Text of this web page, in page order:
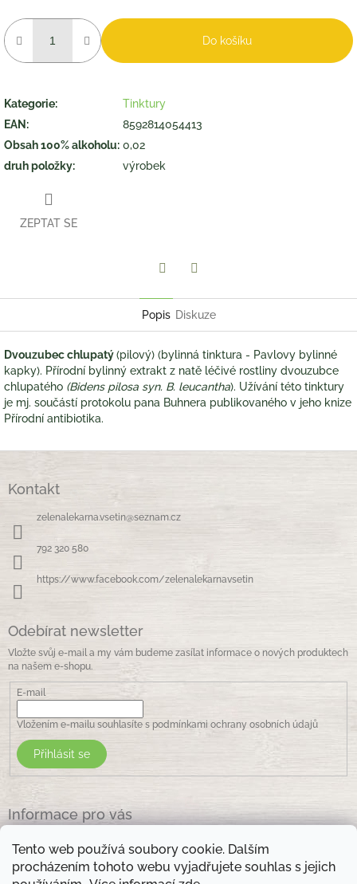
Tento web používá soubory cookie. Dalším
procházením tohoto webu vyjadřujete souhlas s jejich
Do košíku
Kategorie:
Tinktury
EAN :
8592814054413
Obsah 100% alkoholu: 0,02
druh položky: výrobek
ZEPTAT SE
Popis Diskuze
Dvouzubec chlupatý(pilový) (bylinná tinktura - Pavlovy bylinné
kapky). Přírodní bylinný extrakt z natě léčivé rostliny dvouzubce
chlupatého (Bidens pilosa syn. B. leucantha). Užívání této tinktury
je mj. součástí protokolu pana Buhnera publikovaného v jeho knize
Přírodní antibiotika.
Kontakt
zelenalekarna.vsetin@seznam.cz
792 320 580
https://www.facebook.com/zelenalekarnavsetin
Odebírat newsletter
Vložte svůj e-mail a my vám budeme zasílat informace o nových produktech
na našem e-shopu.
E-mail
Vložením e-mailu souhlasíte s podmínkami ochrany osobních údajů
Přihlásit se
Informace pro vás
Obchodní podmínky
Podmínky ochrany osobních údajů